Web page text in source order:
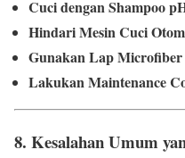
Cuci dengan Shampoo
Hindari Mesin Cuci
Gunakan Lap Microfiber
Lakukan Maintenance
8. Kesalahan Umum